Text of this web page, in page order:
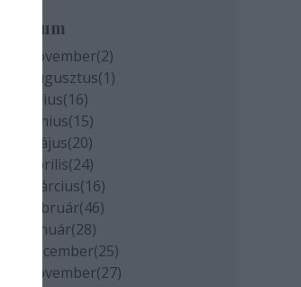
Archívum
2020 november(2)
2020 augusztus(1)
2020 július(16)
2020 június(15)
2020 május(20)
2020 április(24)
2020 március(16)
2020 február(46)
2020 január(28)
2019 december(25)
2019 november(27)